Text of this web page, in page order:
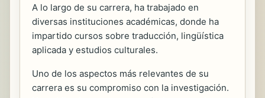
A lo largo de su carrera, ha trabajado en
diversas instituciones académicas, donde ha
impartido cursos sobre traducción, lingüística
aplicada y estudios culturales.
Uno de los aspectos más relevantes de su
carrera es su compromiso con la investigación.